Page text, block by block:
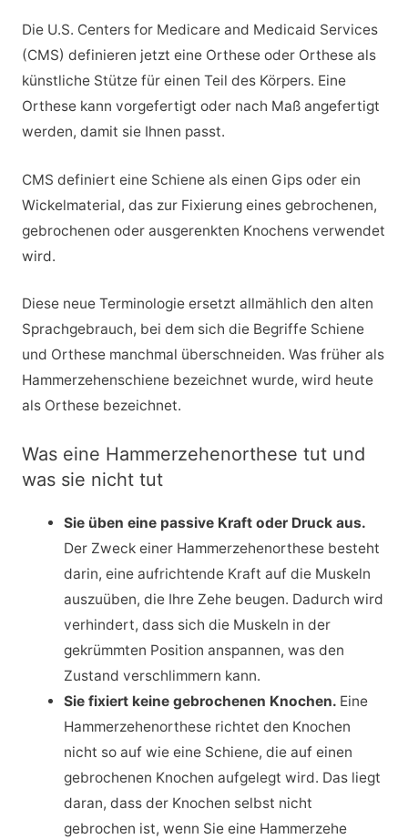
Die U.S. Centers for Medicare and Medicaid Services
(CMS) definieren jetzt eine Orthese oder Orthese als
künstliche Stütze für einen Teil des Körpers. Eine
Orthese kann vorgefertigt oder nach Maß angefertigt
werden, damit sie Ihnen passt.
CMS definiert eine Schiene als einen Gips oder ein
Wickelmaterial, das zur Fixierung eines gebrochenen,
gebrochenen oder ausgerenkten Knochens verwendet
wird.
Diese neue Terminologie ersetzt allmählich den alten
Sprachgebrauch, bei dem sich die Begriffe Schiene
und Orthese manchmal überschneiden. Was früher als
Hammerzehenschiene bezeichnet wurde, wird heute
als Orthese bezeichnet.
Was eine Hammerzehenorthese tut und
was sie nicht tut
Sie üben eine passive Kraft oder Druck aus.
Der Zweck einer Hammerzehenorthese besteht
darin, eine aufrichtende Kraft auf die Muskeln
auszuüben, die Ihre Zehe beugen. Dadurch wird
verhindert, dass sich die Muskeln in der
gekrümmten Position anspannen, was den
Zustand verschlimmern kann.
Sie fixiert keine gebrochenen Knochen. Eine
Hammerzehenorthese richtet den Knochen
nicht so auf wie eine Schiene, die auf einen
gebrochenen Knochen aufgelegt wird. Das liegt
daran, dass der Knochen selbst nicht
gebrochen ist, wenn Sie eine Hammerzehe